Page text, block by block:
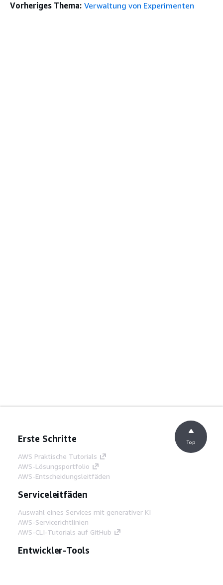
Vorheriges Thema: Verwaltung von Experimenten
Erste Schritte
AWS Praktische Tutorials
AWS-Lösungsportfolio
AWS-Entscheidungsleitfäden
Serviceleitfäden
Auswahl eines Services mit generativer KI
AWS-Servicerichtlinien
AWS-CLI-Tutorials auf GitHub
Entwickler-Tools
Top